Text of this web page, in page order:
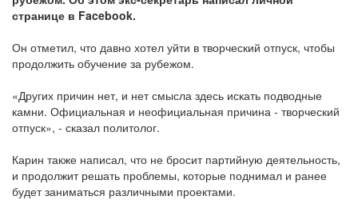
странице в Facebook.
Он отметил, что давно хотел уйти в творческий отпуск, чтобы
продолжить обучение за рубежом.
«Других причин нет, и нет смысла здесь искать подводные
камни. Официальная и неофициальная причина - творческий
отпуск», - сказал политолог.
Карин также написал, что не бросит партийную деятельность,
и продолжит решать проблемы, которые поднимал и ранее
будет заниматься различными проектами.